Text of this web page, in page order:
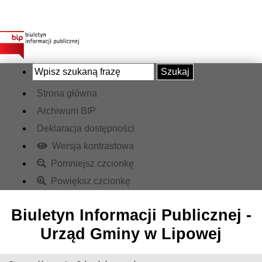
Szukaj
Strona główna
Archiwum BIP
Deklaracja dostępności
Wersja kontrastowa
Pomniejsz czcionkę
Powiększ czcionkę
Biuletyn Informacji Publicznej -
Urząd Gminy w Lipowej